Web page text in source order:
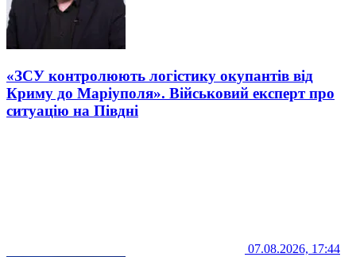
«ЗСУ контролюють логістику окупантів від
Криму до Маріуполя». Військовий експерт про
ситуацію на Півдні
07.08.2026, 17:44